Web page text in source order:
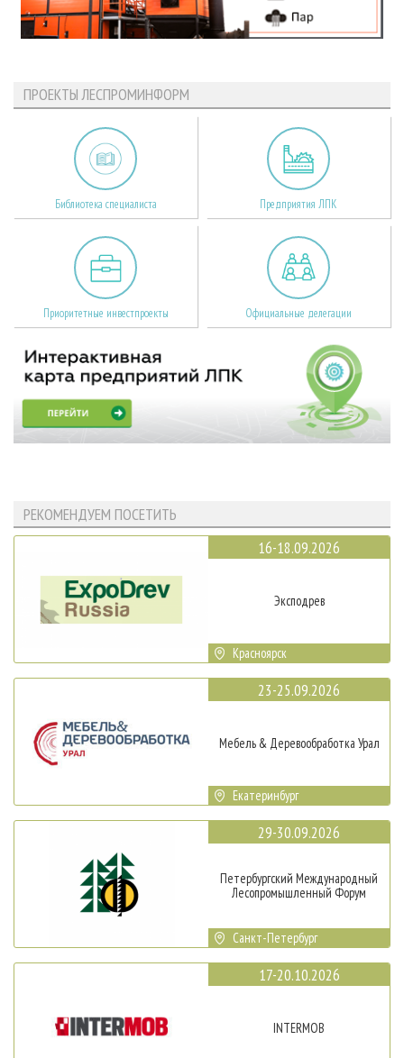
ПРОЕКТЫ ЛЕСПРОМИНФОРМ
Библиотека специалиста Предприятия ЛПК
Приоритетные инвестпроекты Официальные делегации
РЕКОМЕНДУЕМ ПОСЕТИТЬ
16-18.09.2026
Эксподрев
Красноярск
23-25.09.2026
Мебель & Деревообработка Урал
Екатеринбург
29-30.09.2026
Петербургский Международный
Лесопромышленный Форум
Санкт-Петербург
17-20.10.2026
INTERMOB